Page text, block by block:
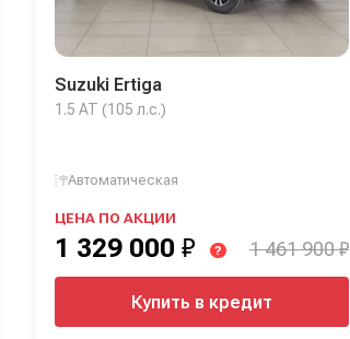
Suzuki Ertiga
1.5 AT (105 л.с.)
Автоматическая
ЦЕНА ПО АКЦИИ
1 329 000 ₽ ? 1 461 900 ₽
Купить в кредит